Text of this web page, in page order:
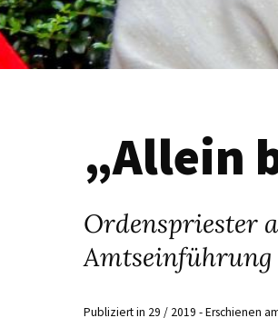
„Allein
Ordenspriester
Amtseinführung
Publiziert in 29 / 2019 - Erschienen